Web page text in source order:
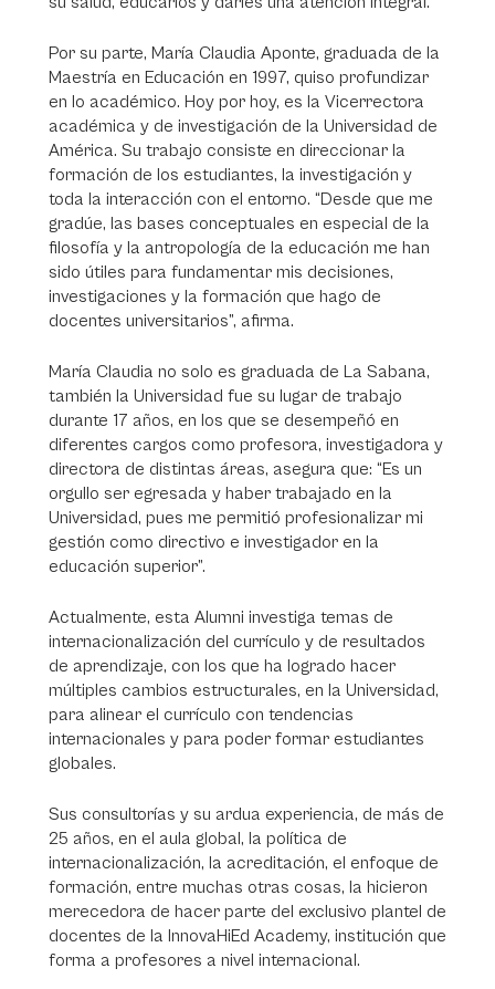
Por su parte, María Claudia Aponte, graduada de la
Maestría en Educación en 1997, quiso profundizar
en lo académico. Hoy por hoy, es la Vicerrectora
académica y de investigación de la Universidad de
América. Su trabajo consiste en direccionar la
formación de los estudiantes, la investigación y
toda la interacción con el entorno. “Desde que me
gradúe, las bases conceptuales en especial de la
filosofía y la antropología de la educación me han
sido útiles para fundamentar mis decisiones,
investigaciones y la formación que hago de
docentes universitarios”, afirma.
María Claudia no solo es graduada de La Sabana,
también la Universidad fue su lugar de trabajo
durante 17 años, en los que se desempeñó en
diferentes cargos como profesora, investigadora y
directora de distintas áreas, asegura que: “Es un
orgullo ser egresada y haber trabajado en la
Universidad, pues me permitió profesionalizar mi
gestión como directivo e investigador en la
educación superior”.
Actualmente, esta Alumni investiga temas de
internacionalización del currículo y de resultados
de aprendizaje, con los que ha logrado hacer
múltiples cambios estructurales, en la Universidad,
para alinear el currículo con tendencias
internacionales y para poder formar estudiantes
globales.
Sus consultorías y su ardua experiencia, de más de
25 años, en el aula global, la política de
internacionalización, la acreditación, el enfoque de
formación, entre muchas otras cosas, la hicieron
merecedora de hacer parte del exclusivo plantel de
docentes de la InnovaHiEd Academy, institución que
forma a profesores a nivel internacional.